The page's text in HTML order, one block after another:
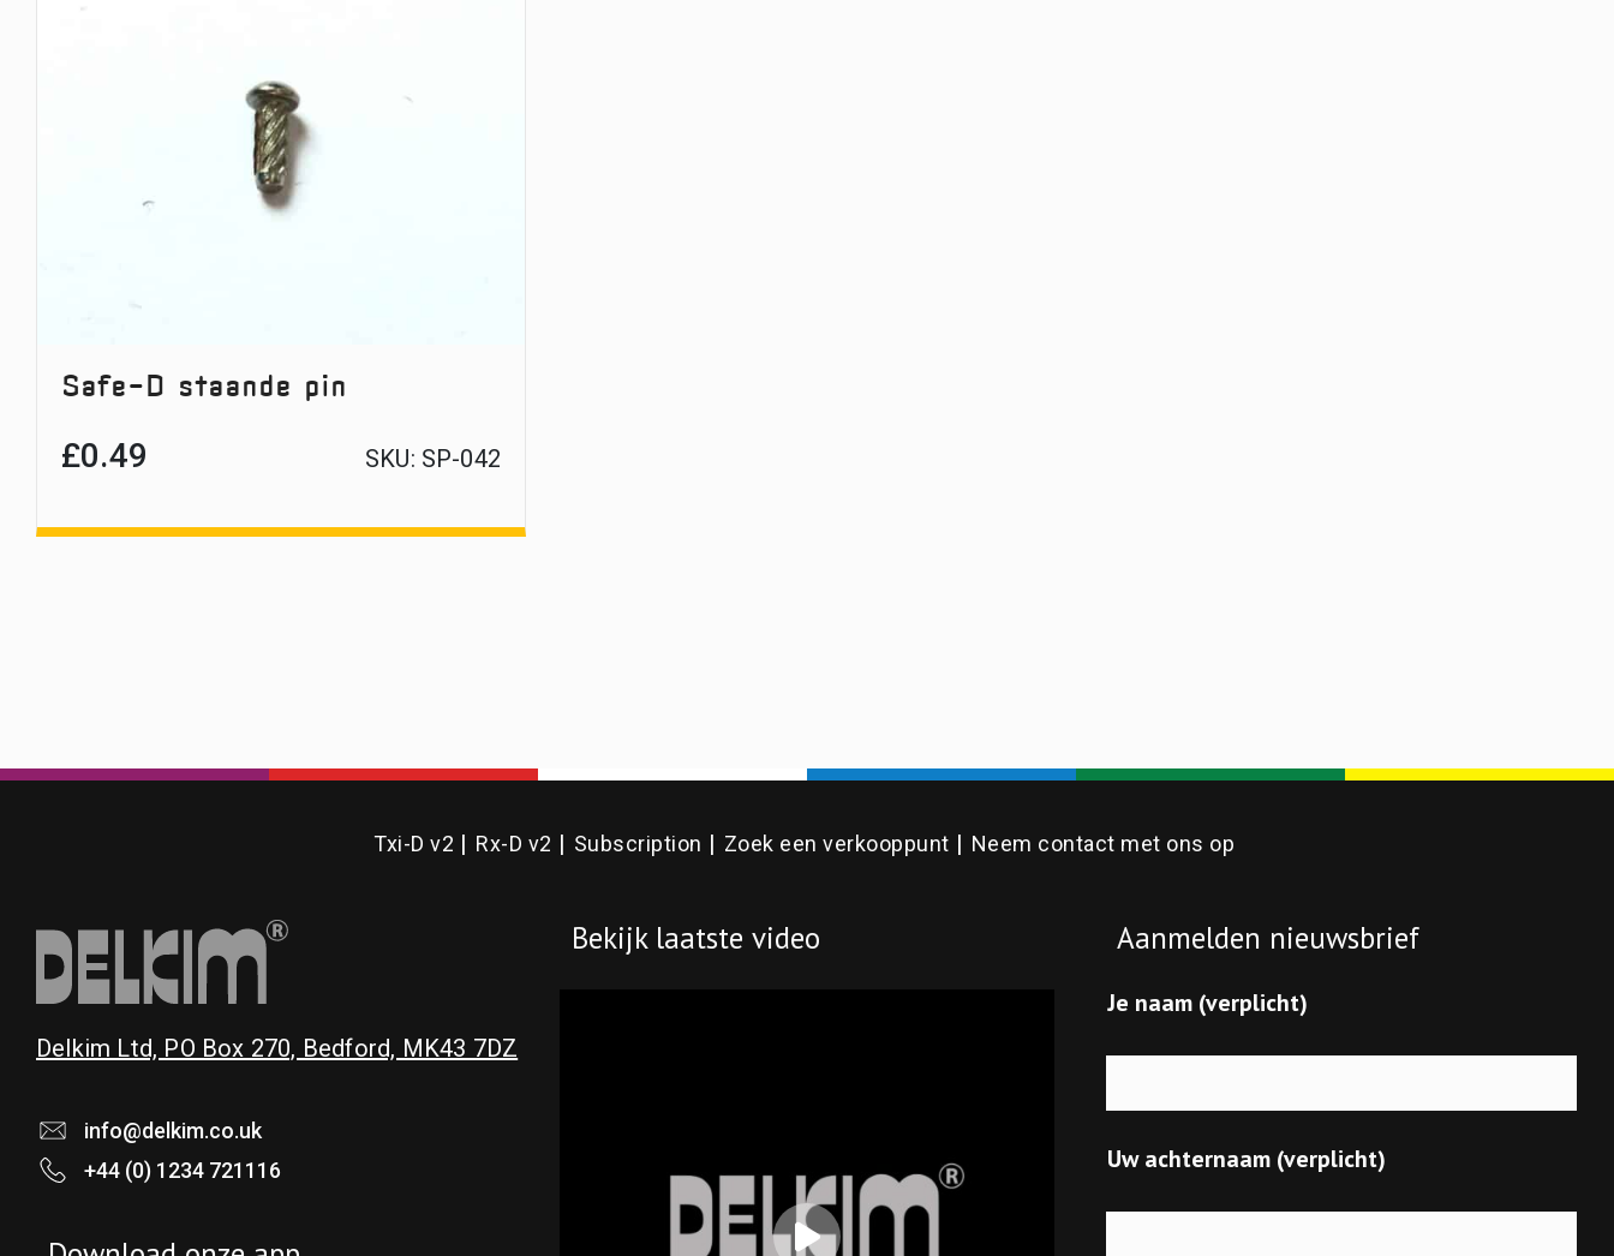
Safe-D staande pin
SKU: SP-042
£0.49
Txi-D v2 Rx-D v2 Subscription Zoek een verkooppunt Neem contact met ons op
Delkim Ltd, PO Box 270, Bedford, MK43 7DZ
info@delkim.co.uk
+44 (0) 1234 721116
Bekijk laatste video Aanmelden nieuwsbrief
Je naam (verplicht)
Uw achternaam (verplicht)